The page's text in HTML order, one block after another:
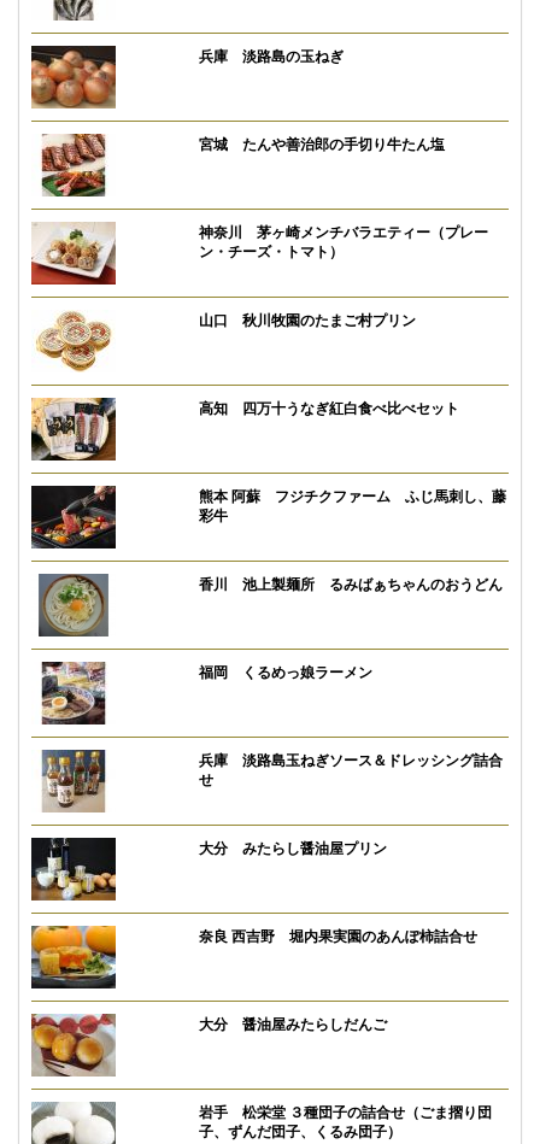
兵庫 淡路島の玉ねぎ
宮城 たんや善治郎の手切り牛たん塩
神奈川 茅ヶ崎メンチバラエティー（プレー
ン・チーズ・トマト）
山口 秋川牧園のたまご村プリン
高知 四万十うなぎ紅白食べ比べセット
熊本 阿蘇 フジチクファーム ふじ馬刺し、藤
彩牛
香川 池上製麺所 るみばぁちゃんのおうどん
福岡 くるめっ娘ラーメン
兵庫 淡路島玉ねぎソース＆ドレッシング詰合
せ
大分 みたらし醤油屋プリン
奈良 西吉野 堀内果実園のあんぽ柿詰合せ
大分 醤油屋みたらしだんご
岩手 松栄堂 ３種団子の詰合せ（ごま摺り団
子、ずんだ団子、くるみ団子）